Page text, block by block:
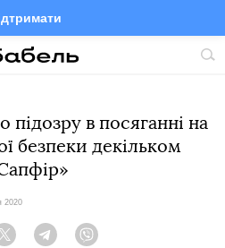
TelegramTwitter
в посяганні на
безпеки декільком
2020
Twitter Telegram